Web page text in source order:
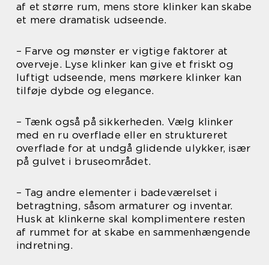
af et større rum, mens store klinker kan skabe
et mere dramatisk udseende.
– Farve og mønster er vigtige faktorer at
overveje. Lyse klinker kan give et friskt og
luftigt udseende, mens mørkere klinker kan
tilføje dybde og elegance.
– Tænk også på sikkerheden. Vælg klinker
med en ru overflade eller en struktureret
overflade for at undgå glidende ulykker, især
på gulvet i bruseområdet.
– Tag andre elementer i badeværelset i
betragtning, såsom armaturer og inventar.
Husk at klinkerne skal komplimentere resten
af rummet for at skabe en sammenhængende
indretning.